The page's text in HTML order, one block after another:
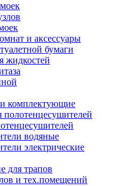
и аксессуары
бумаги
жидкостей
комплектующие
полотенцесушителей
водяные
электрические
для трапов
и тех.помещений